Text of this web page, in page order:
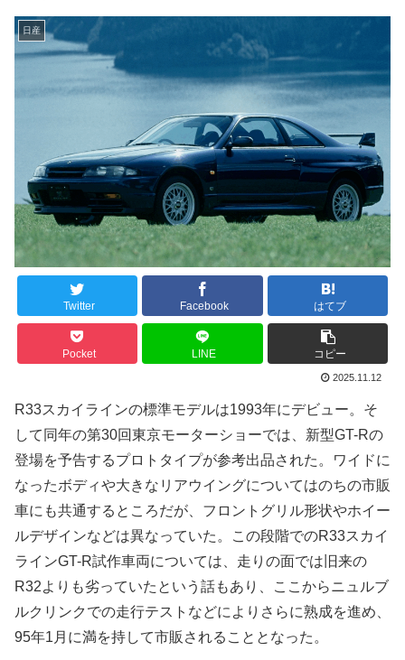
日産
Twitter Facebook はてブ
Pocket LINE コピー
2025.11.12
R33スカイラインの標準モデルは1993年にデビュー。そ
して同年の第30回東京モーターショーでは、新型GT-Rの
登場を予告するプロトタイプが参考出品された。ワイドに
なったボディや大きなリアウイングについてはのちの市販
車にも共通するところだが、フロントグリル形状やホイー
ルデザインなどは異なっていた。この段階でのR33スカイ
ラインGT-R試作車両については、走りの面では旧来の
R32よりも劣っていたという話もあり、ここからニュルブ
ルクリンクでの走行テストなどによりさらに熟成を進め、
95年1月に満を持して市販されることとなった。